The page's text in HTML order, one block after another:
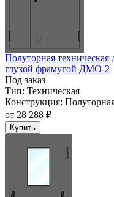
Полуторная техническая
глухой фрамугой ДМО-2
Под заказ
Тип: Техническая
Конструкция:
от 28 288 ₽
Купить